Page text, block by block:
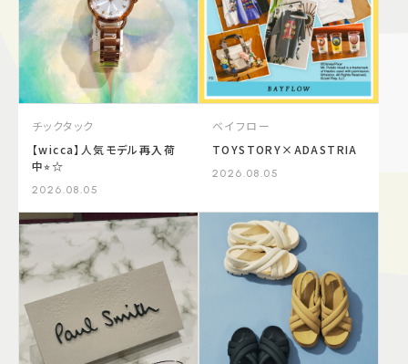
チックタック
【wicca】人気モデル再入荷
中⭐︎☆
2026.08.05
ベイフロー
TOYSTORY×ADASTRIA
2026.08.05